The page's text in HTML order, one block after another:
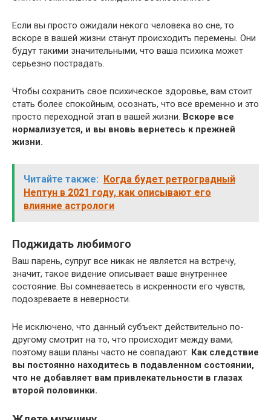
Если вы просто ожидали некого человека во сне, то
вскоре в вашей жизни станут происходить перемены. Они
будут такими значительными, что ваша психика может
серьезно пострадать.
Чтобы сохранить свое психическое здоровье, вам стоит
стать более спокойным, осознать, что все временно и это
просто переходной этап в вашей жизни. Вскоре все
нормализуется, и вы вновь вернетесь к прежней
жизни.
Читайте также: Когда будет ретроградный
Нептун в 2021 году, как описывают его
влияние астрологи
Поджидать любимого
Ваш парень, супруг все никак не является на встречу,
значит, такое видение описывает ваше внутреннее
состояние. Вы сомневаетесь в искренности его чувств,
подозреваете в неверности.
Не исключено, что данный субъект действительно по-
другому смотрит на то, что происходит между вами,
поэтому ваши планы часто не совпадают. Как следствие
вы постоянно находитесь в подавленном состоянии,
что не добавляет вам привлекательности в глазах
второй половинки.